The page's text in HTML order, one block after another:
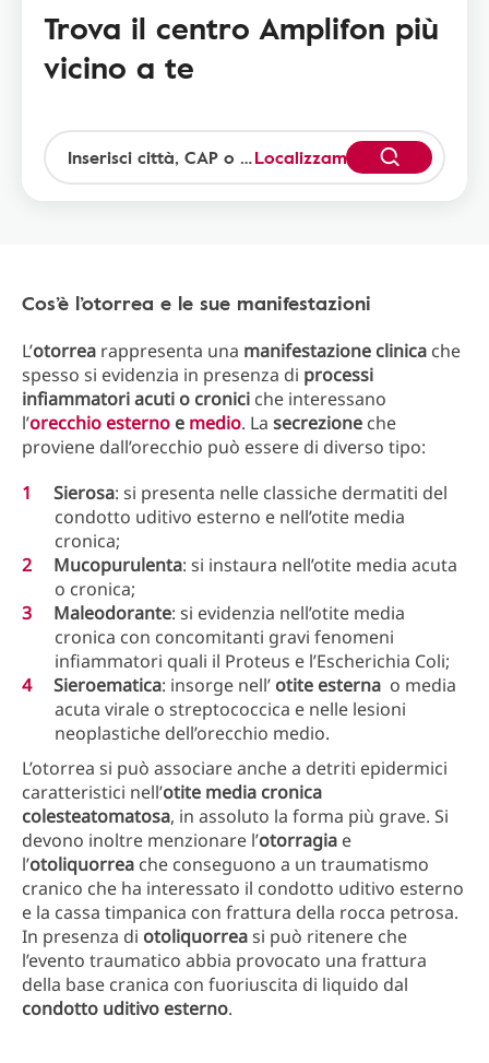
Trova il centro Amplifon più
vicino a te
Localizzami
Cos’è l’otorrea e le sue manifestazioni
L’otorrea rappresenta una manifestazione clinica che
spesso si evidenzia in presenza di processi
infiammatori acuti o cronici che interessano
l’orecchio esterno e medio. La secrezione che
proviene dall’orecchio può essere di diverso tipo:
Sierosa: si presenta nelle classiche dermatiti del
condotto uditivo esterno e nell’otite media
cronica;
Mucopurulenta: si instaura nell’otite media acuta
o cronica;
Maleodorante: si evidenzia nell’otite media
cronica con concomitanti gravi fenomeni
infiammatori quali il Proteus e l’Escherichia Coli;
Sieroematica: insorge nell’ otite esterna o media
acuta virale o streptococcica e nelle lesioni
neoplastiche dell’orecchio medio.
L’otorrea si può associare anche a detriti epidermici
caratteristici nell’otite media cronica
colesteatomatosa, in assoluto la forma più grave. Si
devono inoltre menzionare l’otorragia e
l’otoliquorrea che conseguono a un traumatismo
cranico che ha interessato il condotto uditivo esterno
e la cassa timpanica con frattura della rocca petrosa.
In presenza di otoliquorreasi può ritenere che
l’evento traumatico abbia provocato una frattura
della base cranica con fuoriuscita di liquido dal
condotto uditivo esterno.